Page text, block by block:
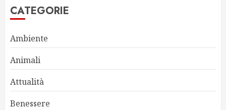
CATEGORIE
Ambiente
Animali
Attualità
Benessere